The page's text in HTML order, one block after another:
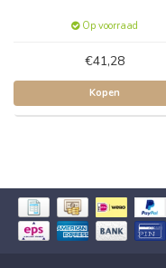
Op voorraad
€41,28
Kopen